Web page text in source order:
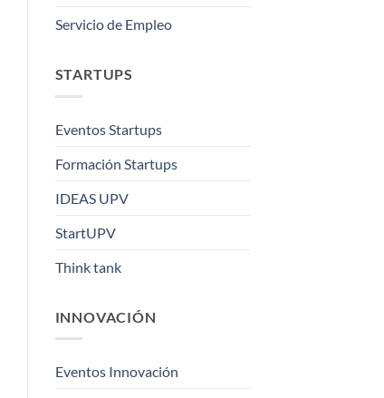
Servicio de Empleo
STARTUPS
Eventos Startups
Formación Startups
IDEAS UPV
StartUPV
Think tank
INNOVACIÓN
Eventos Innovación